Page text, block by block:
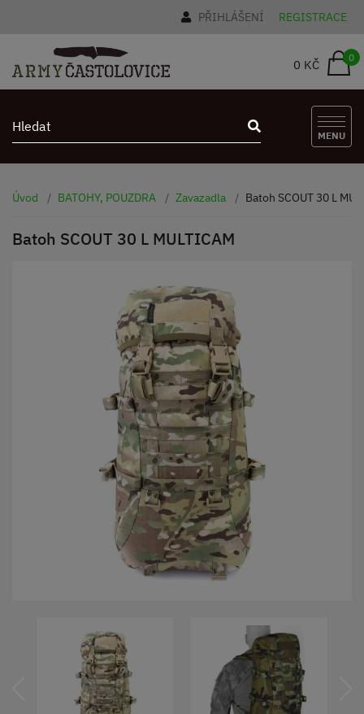
PŘIHLÁŠENÍ REGISTRACE
0 KČ 0
MENU
Úvod BATOHY, POUZDRA Zavazadla Batoh SCOUT 30 L
Batoh SCOUT 30 L MULTICAM